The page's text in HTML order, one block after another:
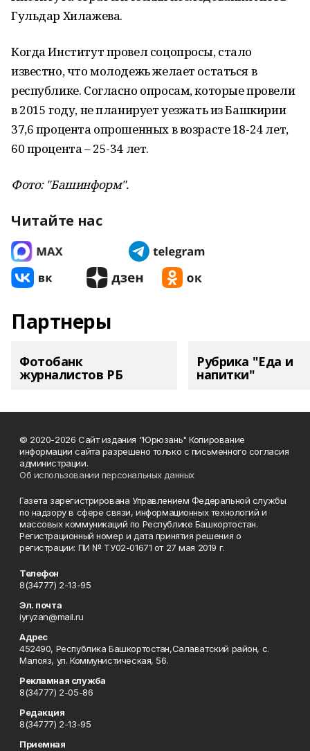
Гульдар Хилажева.
Когда Институт провел соцопросы, стало
известно, что молодежь желает остаться в
республике. Согласно опросам, которые провели
в 2015 году, не планирует уезжать из Башкирии
37,6 процента опрошенных в возрасте 18-24 лет,
60 процента – 25-34 лет.
Фото: "Башинформ".
Читайте нас
Партнеры
Фотобанк
журналистов РБ
Рубрика "Еда и
напитки"
© 2020-2026 Сайт издания "Юрюзань" Копирование
информации сайта разрешено только с письменного согласия
администрации.
Об использовании персональных данных
Газета зарегистрирована Управлением Федеральной службы
по надзору в сфере связи, информационных технологий и
массовых коммуникаций по Республике Башкортостан.
Регистрационный номер и дата принятия решения о
регистрации: ПИ № ТУ02-01671 от 27 мая 2019 г.
Телефон
8(34777) 2-13-95
Эл. почта
iyryzan@mail.ru
Адрес
452490, Республика Башкортостан,Салаватский район, с.
Малояз, ул. Коммунистическая, 56.
Рекламная служба
8(34777) 2-05-86
Редакция
8(34777) 2-13-95
Приемная